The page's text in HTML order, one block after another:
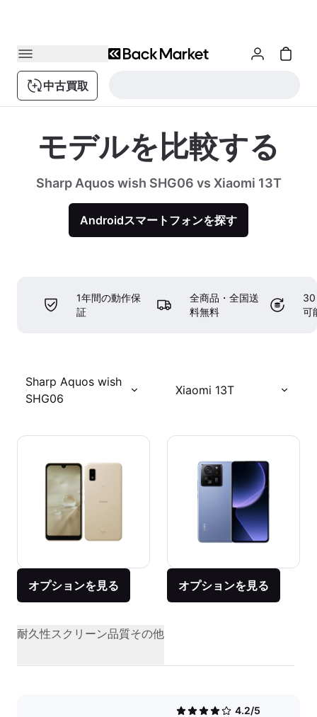
中古買取
モデルを比較する
Sharp Aquos wish SHG06 vs Xiaomi 13T
Androidスマートフォンを探す
1年間の動作保
証
全商品・全国送
料無料
30
可
Sharp Aquos wish
SHG06
Xiaomi 13T
オプションを見る オプションを見る
耐久性スクリーン品質その他
4.2/5